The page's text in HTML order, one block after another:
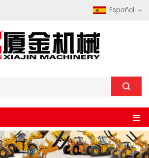
Español